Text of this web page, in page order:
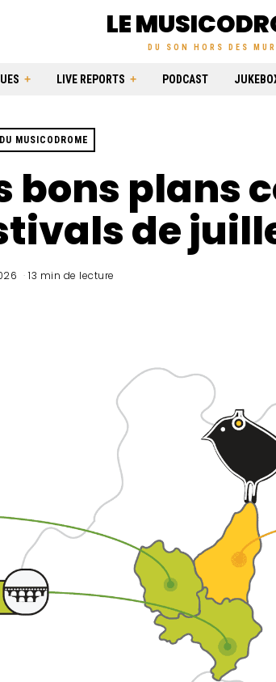
LE
DU SON HORS DES
LIVE REPORTS PODCAST
MUSICODROME
bons plans
de
13 min de lecture